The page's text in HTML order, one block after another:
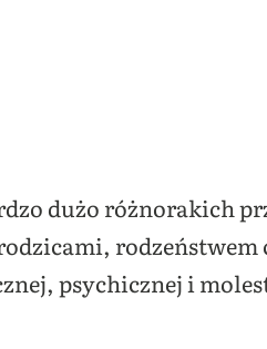
dużo różnorakich
rodzeństwem
psychicznej i